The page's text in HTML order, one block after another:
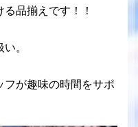
品揃えです！！
。
が趣味の時間をサポ